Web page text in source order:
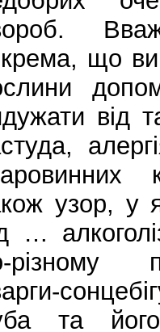
що
від
узор, у
…
різному
та